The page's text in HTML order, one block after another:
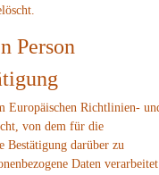
Person
Europäischen Richtlinien-
von dem für die
Bestätigung darüber zu
Daten verarbeitet